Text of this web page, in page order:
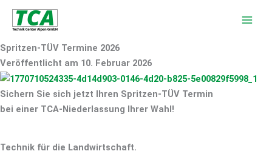
Zum
Inhalt
Spritzen-TÜV Termine 2026
Veröffentlicht am 10. Februar 2026
Sichern Sie sich jetzt Ihren Spritzen-TÜV Termin
bei einer TCA-Niederlassung Ihrer Wahl!
Technik für die Landwirtschaft.